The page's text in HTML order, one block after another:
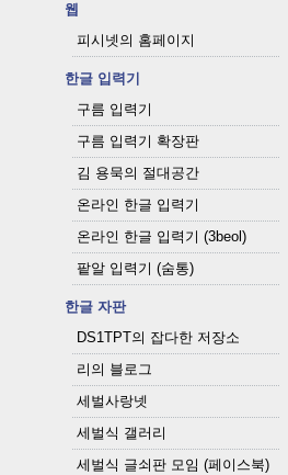
웹
피시넷의 홈페이지
한글 입력기
구름 입력기
구름 입력기 확장판
김 용묵의 절대공간
온라인 한글 입력기
온라인 한글 입력기 (3beol)
팥알 입력기 (숨통)
한글 자판
DS1TPT의 잡다한 저장소
리의 블로그
세벌사랑넷
세벌식 갤러리
세벌식 글쇠판 모임 (페이스북)